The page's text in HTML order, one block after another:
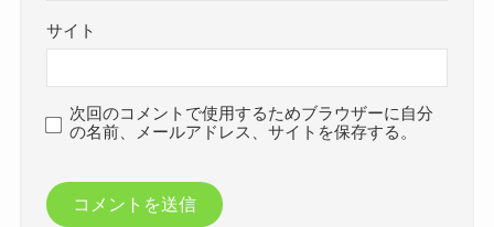
サイト
次回のコメントで使用するためブラウザーに自分
の名前、メールアドレス、サイトを保存する。